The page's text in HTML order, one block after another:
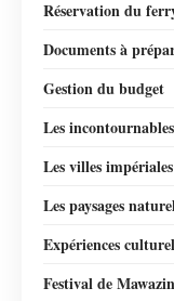
Réservation du
Documents à
Gestion du budget
Les
Les villes impériales
Les paysages
Expériences
Festival de